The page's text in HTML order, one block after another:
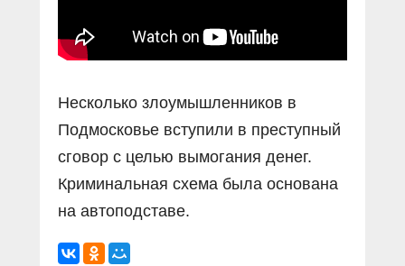
Несколько злоумышленников в
Подмосковье вступили в преступный
сговор с целью вымогания денег.
Криминальная схема была основана
на автоподставе.